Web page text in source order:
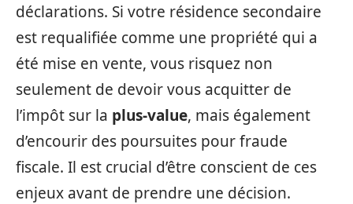
déclarations. Si votre résidence secondaire
est requalifiée comme une propriété qui a
été mise en vente, vous risquez non
seulement de devoir vous acquitter de
l’impôt sur la plus-value, mais également
d’encourir des poursuites pour fraude
fiscale. Il est crucial d’être conscient de ces
enjeux avant de prendre une décision.